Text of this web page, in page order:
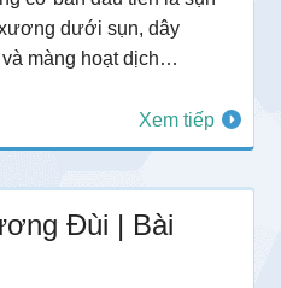
dưới sụn, dây
màng hoạt dịch…
Xem tiếp
Đùi | Bài